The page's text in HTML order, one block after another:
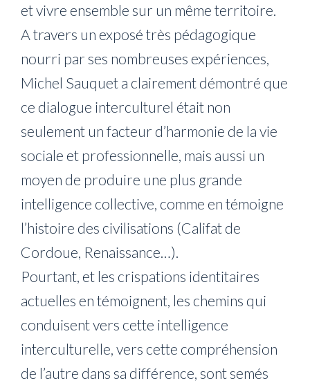
et vivre ensemble sur un même territoire.
A travers un exposé très pédagogique
nourri par ses nombreuses expériences,
Michel Sauquet a clairement démontré que
ce dialogue interculturel était non
seulement un facteur d’harmonie de la vie
sociale et professionnelle, mais aussi un
moyen de produire une plus grande
intelligence collective, comme en témoigne
l’histoire des civilisations (Califat de
Cordoue, Renaissance…).
Pourtant, et les crispations identitaires
actuelles en témoignent, les chemins qui
conduisent vers cette intelligence
interculturelle, vers cette compréhension
de l’autre dans sa différence, sont semés